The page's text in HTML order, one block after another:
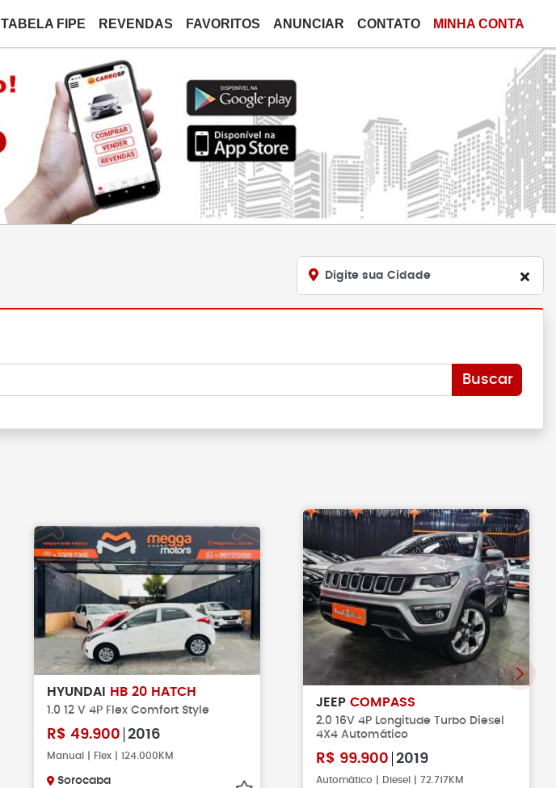
TABELA FIPE REVENDAS FAVORITOS ANUNCIAR CONTATO MINHA CONTA
Digite sua Cidade
Buscar
HYUNDAI HB 20 HATCH
1.0 12 V 4P Flex Comfort Style
R$ 49.900 2016
Manual | Flex | 124.000KM
Sorocaba
JEEP COMPASS
2.0 16V 4P Longitude Turbo Diesel
4X4 Automático
R$ 99.900 2019
Automático | Diesel | 72.717KM